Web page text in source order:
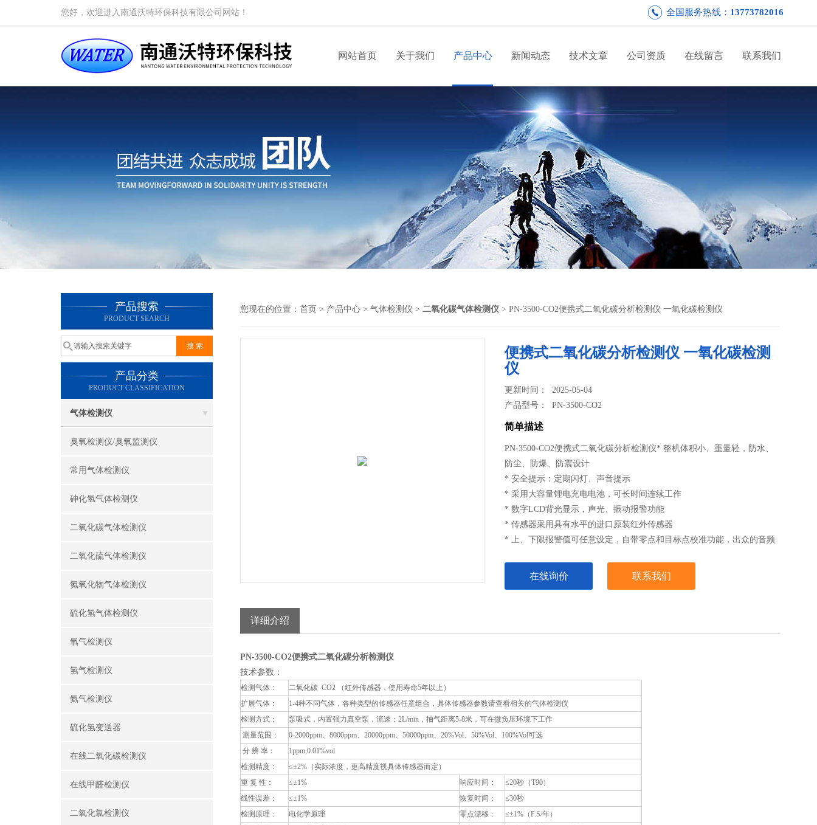
您好，欢迎进入南通沃特环保科技有限公司网站！ 全国服务热线： 13773782016
网站首页 关于我们 产品中心 新闻动态 技术文章 公司资质 在线留言 联系我们
产品搜索
PRODUCT SEARCH
产品分类
PRODUCT CLASSIFICATION
气体检测仪
臭氧检测仪/臭氧监测仪
常用气体检测仪
砷化氢气体检测仪
二氧化碳气体检测仪
二氧化硫气体检测仪
氮氧化物气体检测仪
硫化氢气体检测仪
氧气检测仪
氢气检测仪
氨气检测仪
硫化氢变送器
在线二氧化碳检测仪
在线甲醛检测仪
二氧化氯检测仪
您现在的位置： 首页 > 产品中心 > 气体检测仪 > 二氧化碳气体检测仪 > PN-3500-CO2便携式二氧化碳分析检测仪 一氧化碳检测仪
便携式二氧化碳分析检测仪 一氧化碳检测
仪
更新时间： 2025-05-04
产品型号：PN-3500-CO2
简单描述
PN-3500-CO2便携式二氧化碳分析检测仪* 整机体积小、重量轻，防水、
防尘、防爆、防震设计
* 安全提示：定期闪灯、声音提示
* 采用大容量锂电充电电池，可长时间连续工作
* 数字LCD背光显示，声光、振动报警功能
* 传感器采用具有水平的进口原装红外传感器
* 上、下限报警值可任意设定，自带零点和目标点校准功能，出众的音频
在线询价 联系我们
详细介绍
PN-3500-CO2便携式二氧化碳分析检测仪
技术参数：
检测气体：
二氧化碳 CO2 （红外传感器，使用寿命5年以上）
扩展气体：
1-4种不同气体，各种类型的传感器任意组合，具体传感器参数请查看相关的气体检测仪
检测方式：
泵吸式，内置强力真空泵，流速：2L/min，抽气距离5-8米，可在微负压环境下工作
测量范围：
0-2000ppm、8000ppm、20000ppm、50000ppm、20%Vol、50%Vol、100%Vol可选
分 辨 率：
1ppm,0.01%vol
检测精度：
≤±2%（实际浓度，更高精度视具体传感器而定）
重 复 性：
≤±1% 响应时间：
≤20秒（T90）
线性误差：
≤±1% 恢复时间：
≤30秒
检测原理：
电化学原理 零点漂移：
≤±1%（F.S/年）